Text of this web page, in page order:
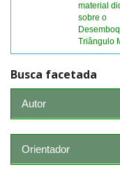
material
sobre o
Triângulo
Busca facetada
Autor
Orientador